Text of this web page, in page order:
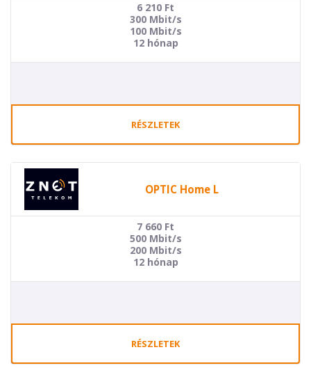
6 210 Ft
300 Mbit/s
100 Mbit/s
12 hónap
RÉSZLETEK
OPTIC Home L
7 660 Ft
500 Mbit/s
200 Mbit/s
12 hónap
RÉSZLETEK